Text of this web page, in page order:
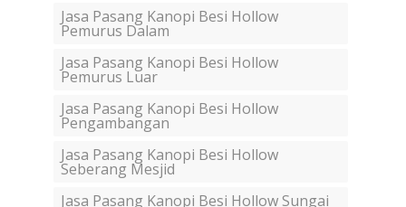
Jasa Pasang Kanopi Besi Hollow
Pemurus Dalam
Jasa Pasang Kanopi Besi Hollow
Pemurus Luar
Jasa Pasang Kanopi Besi Hollow
Pengambangan
Jasa Pasang Kanopi Besi Hollow
Seberang Mesjid
Jasa Pasang Kanopi Besi Hollow Sungai